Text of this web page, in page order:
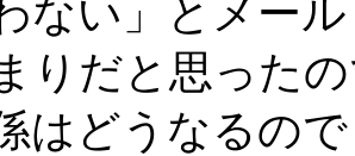
ない」とメー
りだと思った
はどうなるの